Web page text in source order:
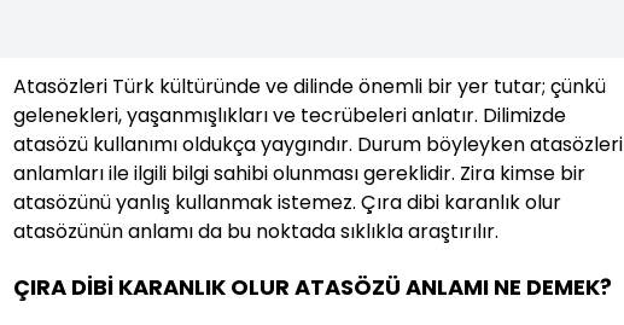
Atasözleri Türk kültüründe ve dilinde önemli bir yer tutar; çünkü
gelenekleri, yaşanmışlıkları ve tecrübeleri anlatır. Dilimizde
atasözü kullanımı oldukça yaygındır. Durum böyleyken atasözleri
anlamları ile ilgili bilgi sahibi olunması gereklidir. Zira kimse bir
atasözünü yanlış kullanmak istemez. Çıra dibi karanlık olur
atasözünün anlamı da bu noktada sıklıkla araştırılır.
ÇIRA DİBİ KARANLIK OLUR ATASÖZÜ ANLAMI NE DEMEK?